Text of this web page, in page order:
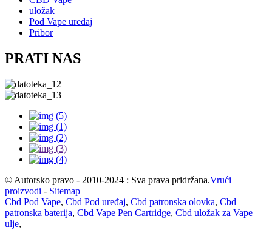
uložak
Pod Vape uređaj
Pribor
PRATI NAS
© Autorsko pravo - 2010-2024 : Sva prava pridržana.Vrući
proizvodi - Sitemap
Cbd Pod Vape, Cbd Pod uređaj, Cbd patronska olovka, Cbd
patronska baterija, Cbd Vape Pen Cartridge, Cbd uložak za Vape
ulje,